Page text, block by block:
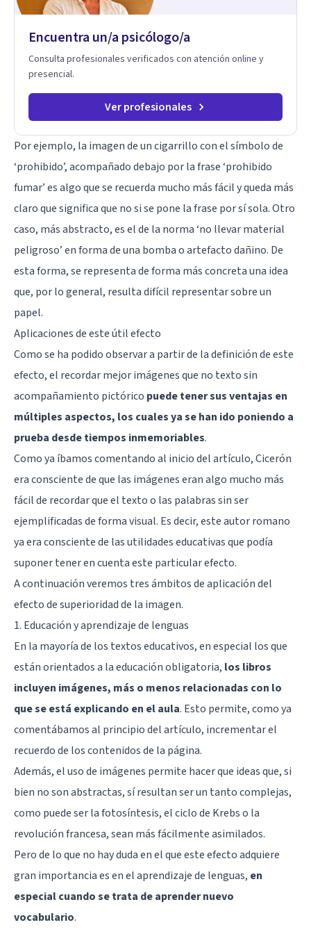
Encuentra un/a psicólogo/a
Consulta profesionales verificados con atención online y
presencial.
Ver profesionales
Por ejemplo, la imagen de un cigarrillo con el símbolo de
‘prohibido’, acompañado debajo por la frase ‘prohibido
fumar’ es algo que se recuerda mucho más fácil y queda más
claro que significa que no si se pone la frase por sí sola. Otro
caso, más abstracto, es el de la norma ‘no llevar material
peligroso’ en forma de una bomba o artefacto dañino. De
esta forma, se representa de forma más concreta una idea
que, por lo general, resulta difícil representar sobre un
papel.
Aplicaciones de este útil efecto
Como se ha podido observar a partir de la definición de este
efecto, el recordar mejor imágenes que no texto sin
acompañamiento pictórico puede tener sus ventajas en
múltiples aspectos, los cuales ya se han ido poniendo a
prueba desde tiempos inmemoriables.
Como ya íbamos comentando al inicio del artículo, Cicerón
era consciente de que las imágenes eran algo mucho más
fácil de recordar que el texto o las palabras sin ser
ejemplificadas de forma visual. Es decir, este autor romano
ya era consciente de las utilidades educativas que podía
suponer tener en cuenta este particular efecto.
A continuación veremos tres ámbitos de aplicación del
efecto de superioridad de la imagen.
1. Educación y aprendizaje de lenguas
En la mayoría de los textos educativos, en especial los que
están orientados a la educación obligatoria, los libros
incluyen imágenes, más o menos relacionadas con lo
que se está explicando en el aula. Esto permite, como ya
comentábamos al principio del artículo, incrementar el
recuerdo de los contenidos de la página.
Además, el uso de imágenes permite hacer que ideas que, si
bien no son abstractas, sí resultan ser un tanto complejas,
como puede ser la fotosíntesis, el ciclo de Krebs o la
revolución francesa, sean más fácilmente asimilados.
Pero de lo que no hay duda en el que este efecto adquiere
gran importancia es en el aprendizaje de lenguas, en
especial cuando se trata de aprender nuevo
vocabulario.